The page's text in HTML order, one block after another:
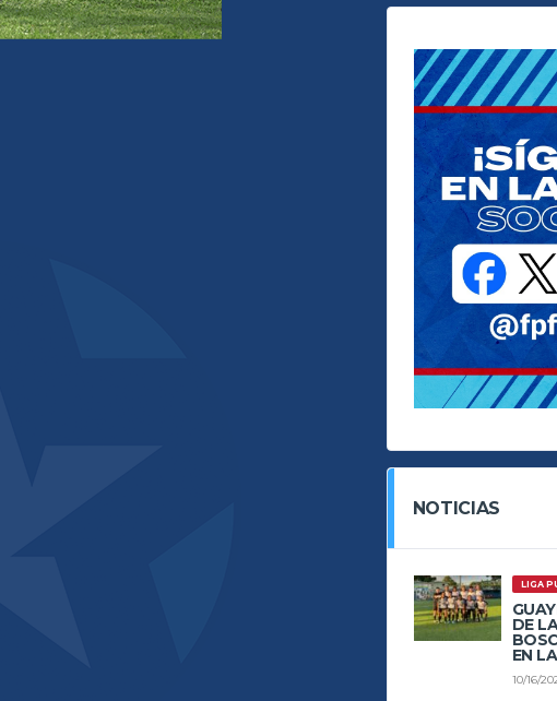
NOTICIAS
LIGA
DE
EN
10/16/